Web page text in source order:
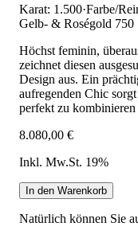
Karat: 1.500·Farbe/
Gelb- & Roségold 750
Höchst feminin,
zeichnet diesen
Design aus. Ein
aufregenden Chic
perfekt zu kombinieren
8.080,00 €
Inkl. Mw.St. 19%
In den Warenkorb
Natürlich können Sie